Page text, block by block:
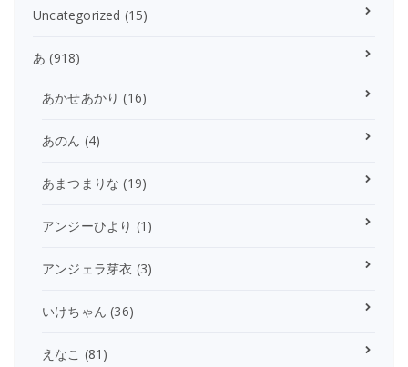
Uncategorized (15)
あ (918)
あかせあかり (16)
あのん (4)
あまつまりな (19)
アンジーひより (1)
アンジェラ芽衣 (3)
いけちゃん (36)
えなこ (81)